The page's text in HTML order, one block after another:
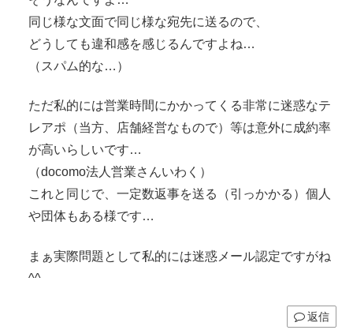
同じ様な文面で同じ様な宛先に送るので、
どうしても違和感を感じるんですよね…
（スパム的な…）
ただ私的には営業時間にかかってくる非常に迷惑なテ
レアポ（当方、店舗経営なもので）等は意外に成約率
が高いらしいです…
（docomo法人営業さんいわく）
これと同じで、一定数返事を送る（引っかかる）個人
や団体もある様です…
まぁ実際問題として私的には迷惑メール認定ですがね
^^
返信